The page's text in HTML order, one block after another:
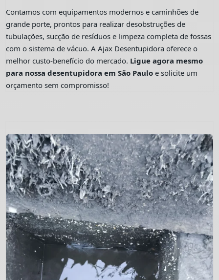
Contamos com equipamentos modernos e caminhões de
grande porte, prontos para realizar desobstruções de
tubulações, sucção de resíduos e limpeza completa de fossas
com o sistema de vácuo. A Ajax Desentupidora oferece o
melhor custo-benefício do mercado. Ligue agora mesmo
para nossa desentupidora em São Paulo e solicite um
orçamento sem compromisso!